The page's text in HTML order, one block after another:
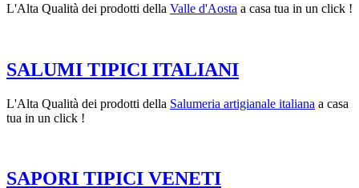
L'Alta Qualità dei prodotti della Valle d'Aosta a casa tua in un click !
SALUMI TIPICI ITALIANI
L'Alta Qualità dei prodotti della Salumeria artigianale italiana a casa
tua in un click !
SAPORI TIPICI VENETI